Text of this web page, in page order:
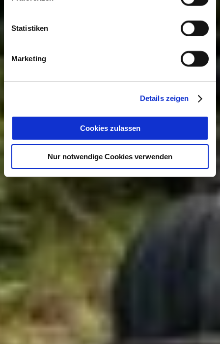
Statistiken
Marketing
Details zeigen
Cookies zulassen
Nur notwendige Cookies verwenden